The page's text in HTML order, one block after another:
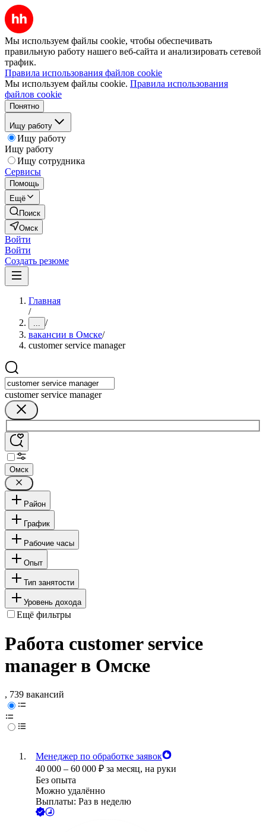
Мы используем файлы cookie, чтобы обеспечивать
правильную работу нашего веб-сайта и анализировать сетевой
трафик.
Правила использования файлов cookie
Мы используем файлы cookie. Правила использования
файлов cookie
Понятно
Ищу работу
Ищу работу
Ищу работу
Ищу сотрудника
Сервисы
Помощь
Ещё
Поиск
Омск
Войти
Войти
Создать резюме
Главная
/
... /
вакансии в Омске/
customer service manager
customer service manager
Омск
Район
График
Рабочие часы
Опыт
Тип занятости
Уровень дохода
Ещё фильтры
Работа customer service
manager в Омске
, 739 вакансий
Менеджер по обработке заявок
40 000 – 60 000 ₽ за месяц, на руки
Без опыта
Можно удалённо
Выплаты: Раз в неделю